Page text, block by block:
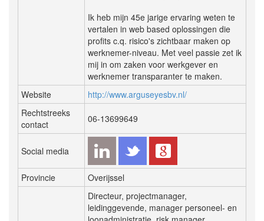
Ik heb mijn 45e jarige ervaring weten te
vertalen in web based oplossingen die
profits c.q. risico's zichtbaar maken op
werknemer-niveau. Met veel passie zet ik
mij in om zaken voor werkgever en
werknemer transparanter te maken.
Website
http://www.arguseyesbv.nl/
Rechtstreeks
contact
06-13699649
Social media
Provincie Overijssel
Directeur, projectmanager,
leidinggevende, manager personeel- en